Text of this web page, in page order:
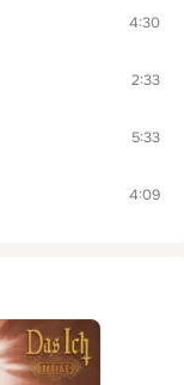
4:30
2:33
5:33
4:09